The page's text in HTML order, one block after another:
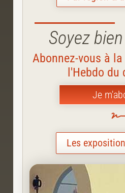
Soyez
Abonnez-vous à
l'Hebdo du
Je
Les